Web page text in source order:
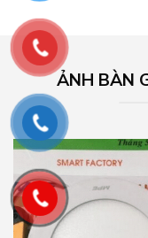
ẢNH BÀN